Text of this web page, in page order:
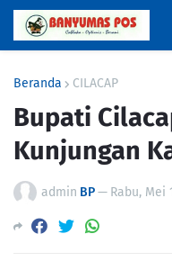
Beranda CILACAP
Bupati
Kunjungan
admin BP— Rabu, Mei